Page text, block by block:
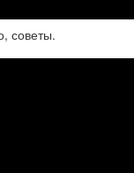
советы.